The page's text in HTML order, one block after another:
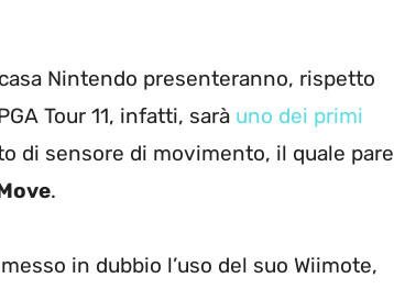
Nintendo presenteranno, rispetto
Tour 11, infatti, sarà uno dei primi
di sensore di movimento, il quale pare
.
in dubbio l’uso del suo Wiimote,